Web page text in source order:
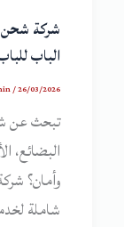
شركة شحن
الباب
/26/03/2026
تبحث عن
البضائع،
وأمان؟
شاملة